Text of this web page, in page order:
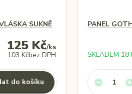
SUKNĚ
125 Kč/ks
103 Kčbez DPH
do košíku
PANEL
SKLADEM 18